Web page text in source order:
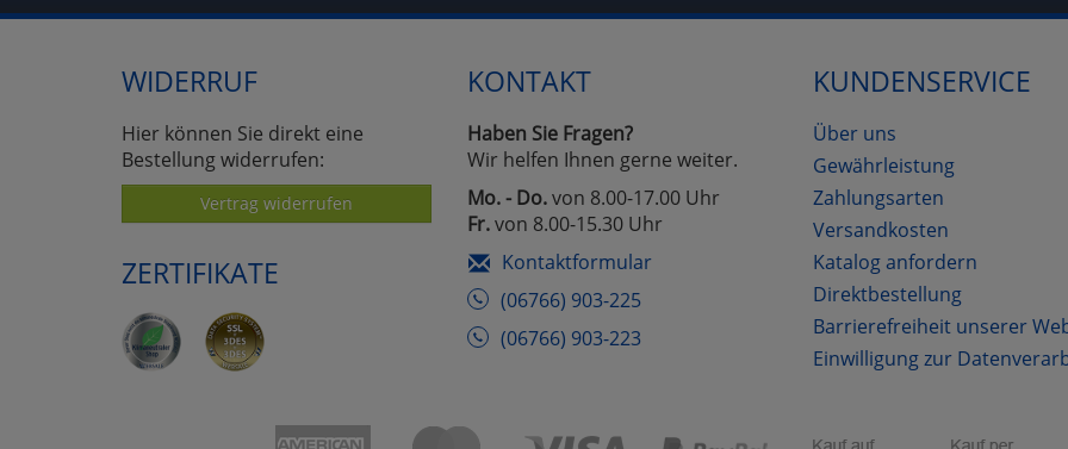
WIDERRUF
Hier können Sie direkt eine
Bestellung widerrufen:
Vertrag widerrufen
ZERTIFIKATE
KONTAKT
Haben Sie Fragen?
Wir helfen Ihnen gerne weiter.
Mo. - Do.von 8.00-17.00 Uhr
Fr.von 8.00-15.30 Uhr
Kontaktformular
(06766) 903-225
(06766) 903-223
KUNDENSERVICE
Über uns
Gewährleistung
Zahlungsarten
Versandkosten
Katalog anfordern
Direktbestellung
Barrierefreiheit unserer
Einwilligung zur